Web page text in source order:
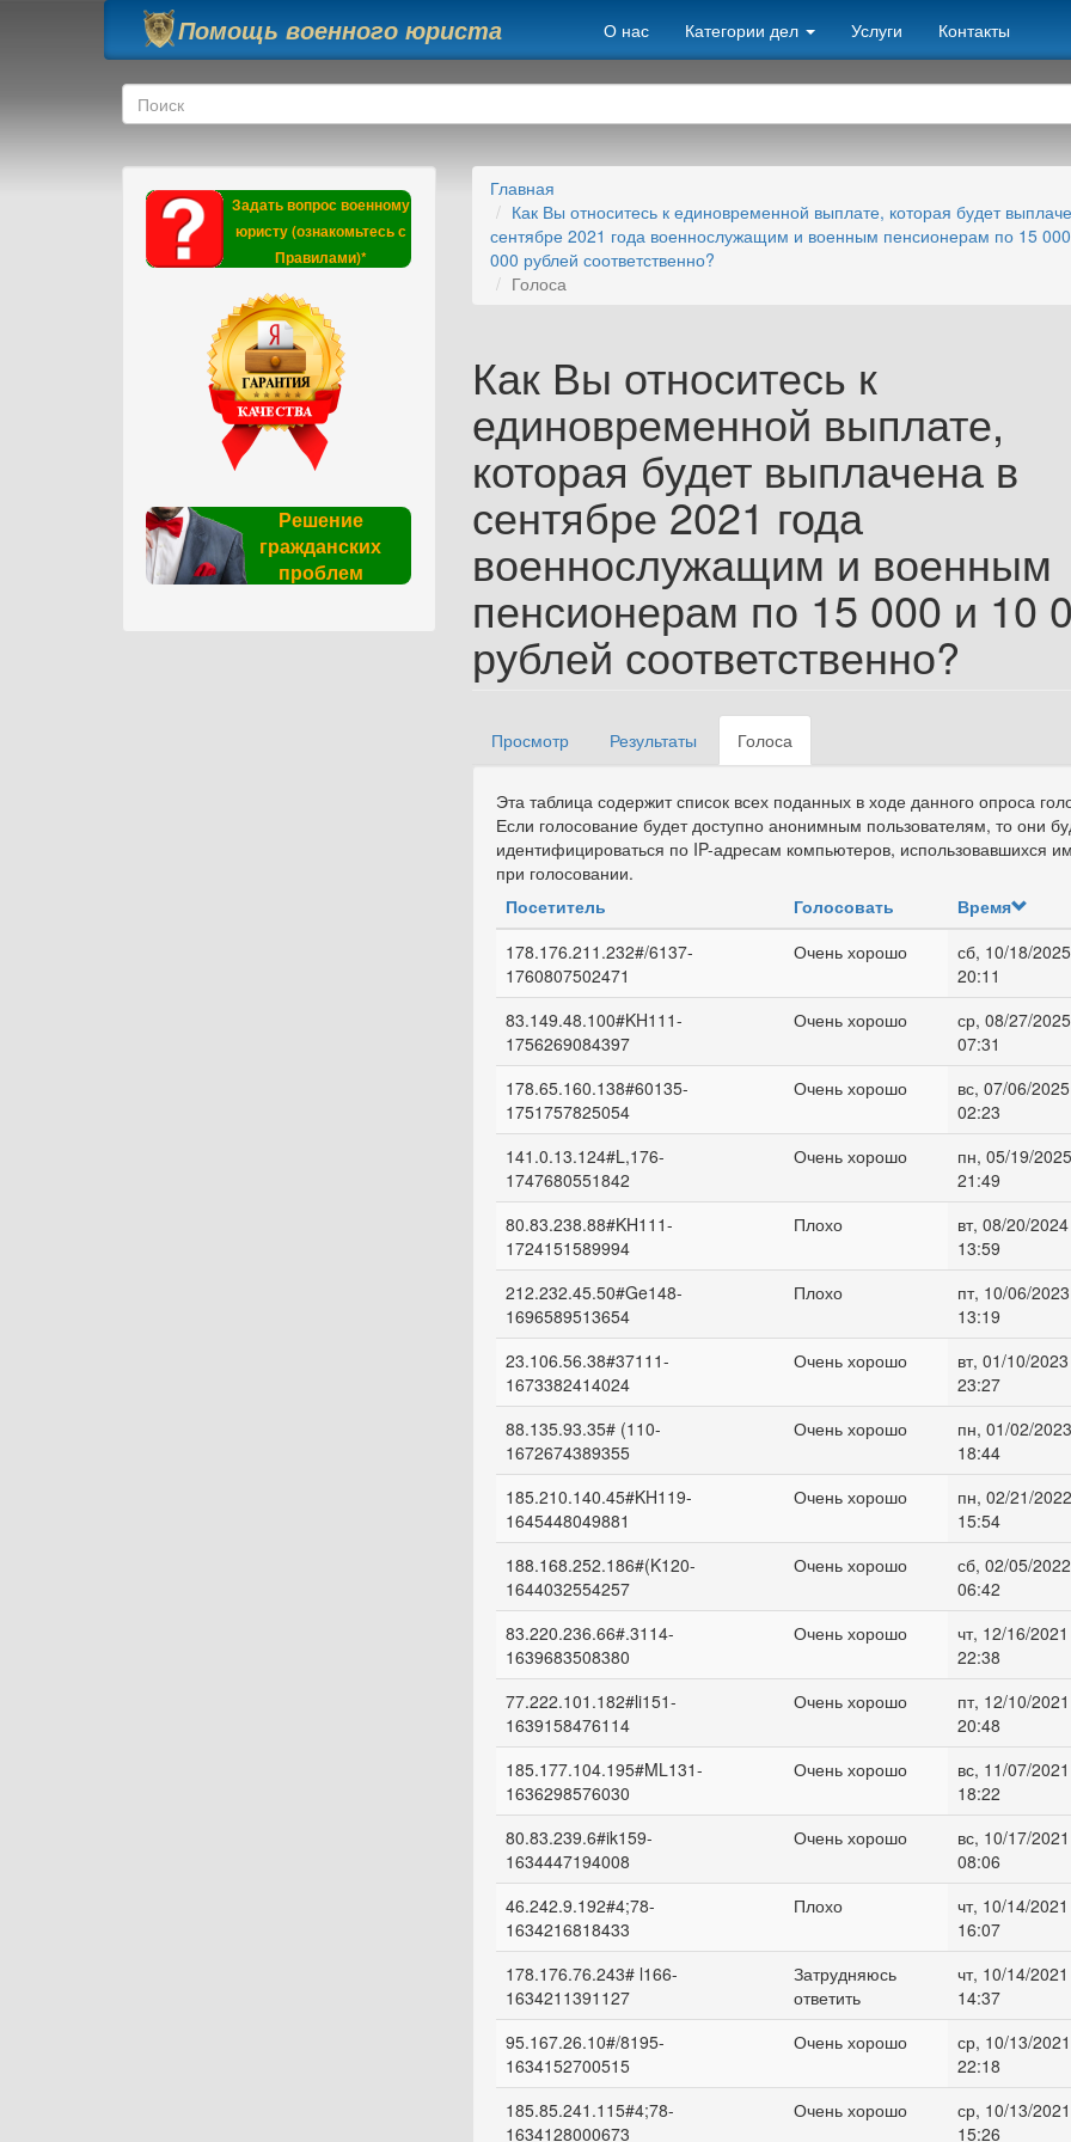
Перейти к основному содержанию
Помощь военного юриста О нас Категории дел Услуги Контакты
Форма поиска
Поиск
Задать вопрос военному
юристу (ознакомьтесь с
Правилами)*
Решение
гражданских
проблем
Главная
Как Вы относитесь к единовременной выплате, которая будет
сентябре 2021 года военнослужащим и военным пенсионерам по 15
000 рублей соответственно?
Голоса
Как Вы относитесь к
единовременной выплате,
которая будет выплачена в
сентябре 2021 года
военнослужащим и военным
пенсионерам по 15 000 и 10
рублей соответственно?
Главные вкладки
Просмотр Результаты Голоса(активная
вкладка)
Эта таблица содержит список всех поданных в ходе данного опроса
Если голосование будет доступно анонимным пользователям, то они
идентифицироваться по IP-адресам компьютеров, использовавшихся
при голосовании.
Посетитель
Голосовать
Время
178.176.211.232#/6137-
1760807502471
Очень хорошо
сб, 10/18/
20:11
83.149.48.100#KH111-
1756269084397
Очень хорошо
ср, 08/27/
07:31
178.65.160.138#60135-
1751757825054
Очень хорошо
вс, 07/06/
02:23
141.0.13.124#L,176-
1747680551842
Очень хорошо
пн, 05/19/
21:49
80.83.238.88#KH111-
1724151589994
Плохо
вт, 08/20/
13:59
212.232.45.50#Ge148-
1696589513654
Плохо
пт, 10/06/
13:19
23.106.56.38#37111-
1673382414024
Очень хорошо
вт, 01/10/
23:27
88.135.93.35# (110-
1672674389355
Очень хорошо
пн, 01/02/
18:44
185.210.140.45#KH119-
1645448049881
Очень хорошо
пн, 02/21/
15:54
188.168.252.186#(K120-
1644032554257
Очень хорошо
сб, 02/05/
06:42
83.220.236.66#.3114-
1639683508380
Очень хорошо
чт, 12/16/
22:38
77.222.101.182#li151-
1639158476114
Очень хорошо
пт, 12/10/
20:48
185.177.104.195#ML131-
1636298576030
Очень хорошо
вс, 11/07/
18:22
80.83.239.6#ik159-
1634447194008
Очень хорошо
вс, 10/17/
08:06
46.242.9.192#4;78-
1634216818433
Плохо
чт, 10/14/
16:07
178.176.76.243# l166-
1634211391127
Затрудняюсь
ответить
чт, 10/14/
14:37
95.167.26.10#/8195-
1634152700515
Очень хорошо
ср, 10/13/
22:18
185.85.241.115#4;78-
1634128000673
Очень хорошо
ср, 10/13/
15:26